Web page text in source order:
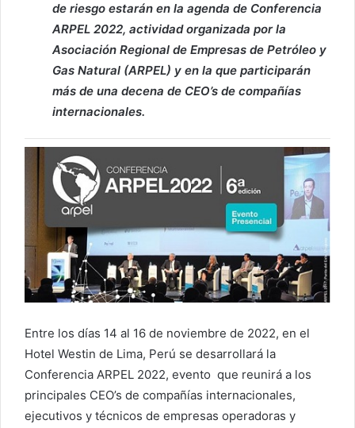
de riesgo estarán en la agenda de Conferencia
ARPEL 2022, actividad organizada por la
Asociación Regional de Empresas de Petróleo y
Gas Natural (ARPEL) y en la que participarán
más de una decena de CEO’s de compañías
internacionales.
Entre los días 14 al 16 de noviembre de 2022, en el
Hotel Westin de Lima, Perú se desarrollará la
Conferencia ARPEL 2022, evento que reunirá a los
principales CEO’s de compañías internacionales,
ejecutivos y técnicos de empresas operadoras y